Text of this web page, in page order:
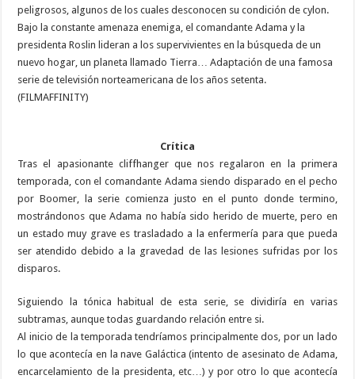
peligrosos, algunos de los cuales desconocen su condición de cylon.
Bajo la constante amenaza enemiga, el comandante Adama y la
presidenta Roslin lideran a los supervivientes en la búsqueda de un
nuevo hogar, un planeta llamado Tierra… Adaptación de una famosa
serie de televisión norteamericana de los años setenta.
(FILMAFFINITY)
Crítica
Tras el apasionante cliffhanger que nos regalaron en la primera
temporada, con el comandante Adama siendo disparado en el pecho
por Boomer, la serie comienza justo en el punto donde termino,
mostrándonos que Adama no había sido herido de muerte, pero en
un estado muy grave es trasladado a la enfermería para que pueda
ser atendido debido a la gravedad de las lesiones sufridas por los
disparos.
Siguiendo la tónica habitual de esta serie, se dividiría en varias
subtramas, aunque todas guardando relación entre si.
Al inicio de la temporada tendríamos principalmente dos, por un lado
lo que acontecía en la nave Galáctica (intento de asesinato de Adama,
encarcelamiento de la presidenta, etc…) y por otro lo que acontecía